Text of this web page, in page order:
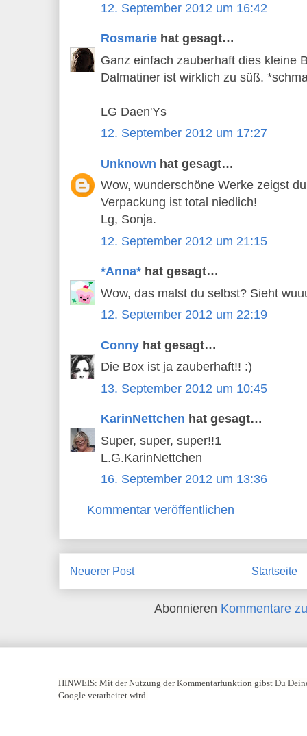
12. September 2012 um 16:42
Rosmarie hat gesagt…
Ganz einfach zauberhaft dies kleine
Dalmatiner ist wirklich zu süß.
LG Daen'Ys
12. September 2012 um 17:27
Unknown hat gesagt…
Wow, wunderschöne Werke zeigst
Verpackung ist total niedlich!
Lg, Sonja.
12. September 2012 um 21:15
*Anna* hat gesagt…
Wow, das malst du selbst? Sieht
12. September 2012 um 22:19
Conny hat gesagt…
Die Box ist ja zauberhaft!! :)
13. September 2012 um 10:45
KarinNettchen hat gesagt…
Super, super, super!!1
L.G.KarinNettchen
16. September 2012 um 13:36
Kommentar veröffentlichen
Neuerer Post Startseite
Abonnieren Kommentare
HINWEIS: Mit der Nutzung der Kommentarfunktion gibst Du
Google verarbeitet wird.